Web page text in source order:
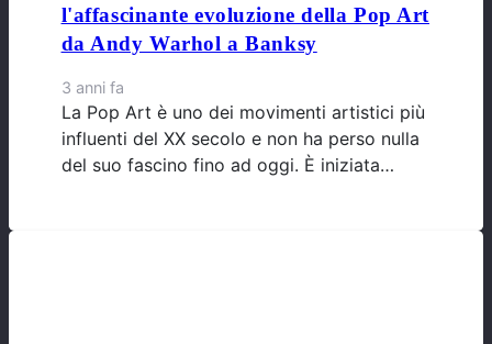
l'affascinante evoluzione della Pop Art
da Andy Warhol a Banksy
3 anni fa
La Pop Art è uno dei movimenti artistici più
influenti del XX secolo e non ha perso nulla
del suo fascino fino ad oggi. È iniziata…